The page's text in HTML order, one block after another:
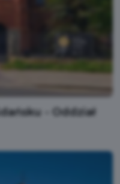
- Oddział